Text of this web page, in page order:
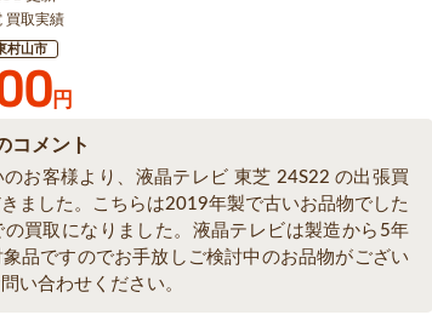
買取実績
村山市
円
コメント
お客様より、液晶テレビ 東芝 24S22 の出張買
ました。こちらは2019年製で古いお品物でした
買取になりました。液晶テレビは製造から5年
品ですのでお手放しご検討中のお品物がござい
い合わせください。